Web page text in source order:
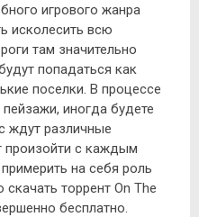
игрового жанра
исколесить всю
там значительно
попадаться как
поселки. В процессе
иногда будете
ждут различные
произойти с каждым
на себя роль
торрент On The
бесплатно.